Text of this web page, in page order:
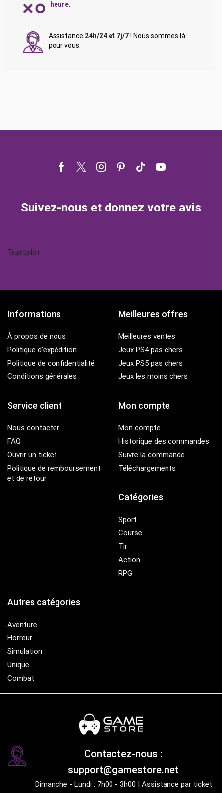
heure.
Assistance 24h/24 et 7j/7! Nous sommes là
pour vous.
Facebook
TwitterInstagram
Pinterest
Tik- Youtube
Suivez-nous et donnez votre avis
Trustpilot
Informations
À propos de nous
Politique d’expédition
Politique de confidentialité
Conditions générales
Meilleures offres
Meilleures ventes
Jeux PS4 pas chers
Jeux PS5 pas chers
Jeux les moins chers
Service client
Nous contacter
FAQ
Ouvrir un ticket
Politique de remboursement
et de retour
Mon compte
Mon compte
Historique des commandes
Suivre la commande
Téléchargements
Catégories
Sport
Course
Tir
Action
RPG
Autres catégories
Aventure
Horreur
Simulation
Unique
Combat
Contactez-nous :
support@gamestore.net
Dimanche - Lundi : 7h00 - 3h00 | Assistance par ticket